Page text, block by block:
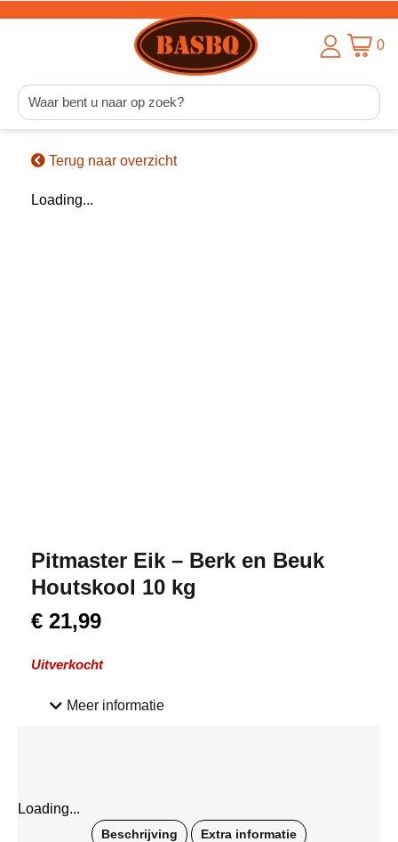
0
Terug naar overzicht
Loading...
Pitmaster Eik – Berk en Beuk
Houtskool 10 kg
€ 21,99
Uitverkocht
Meer informatie
Loading...
Beschrijving Extra informatie